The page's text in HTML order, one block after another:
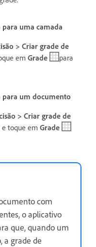
uma camada
> Criar grade de
em Grade
para
para um documento
> Criar grade de
e toque em Grade
com
o aplicativo
que, quando um
a grade de